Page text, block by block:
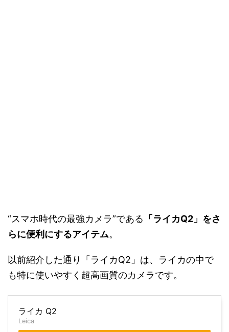
“スマホ時代の最強カメラ”である 「ライカQ2」をさ
らに便利にするアイテム。
以前紹介した通り「ライカQ2」は、ライカの中で
も特に使いやすく超高画質のカメラです。
ライカ Q2
Leica